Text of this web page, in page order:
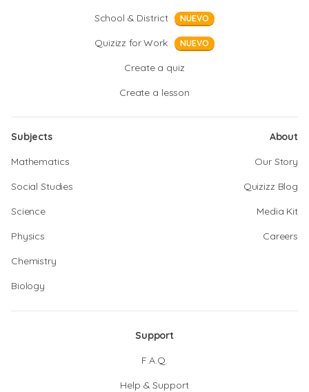
School & District
NUEVO
Quizizz for Work NUEVO
Create a quiz
Create a lesson
Subjects
Mathematics
Social Studies
Science
Physics
Chemistry
Biology
About
Our Story
Quizizz Blog
Media Kit
Careers
Support
F.A.Q.
Help & Support